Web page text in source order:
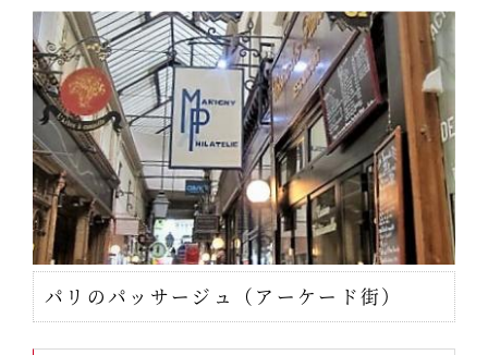
パリのパッサージュ（アーケード街）